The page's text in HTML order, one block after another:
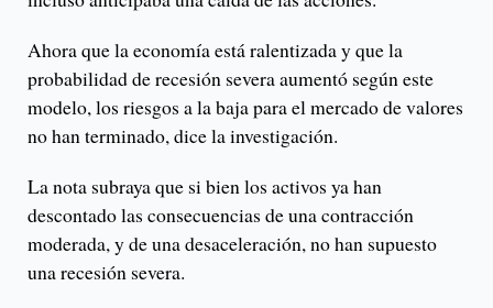
Ahora que la economía está ralentizada y que la
probabilidad de recesión severa aumentó según este
modelo, los riesgos a la baja para el mercado de valores
no han terminado, dice la investigación.
La nota subraya que si bien los activos ya han
descontado las consecuencias de una contracción
moderada, y de una desaceleración, no han supuesto
una recesión severa.